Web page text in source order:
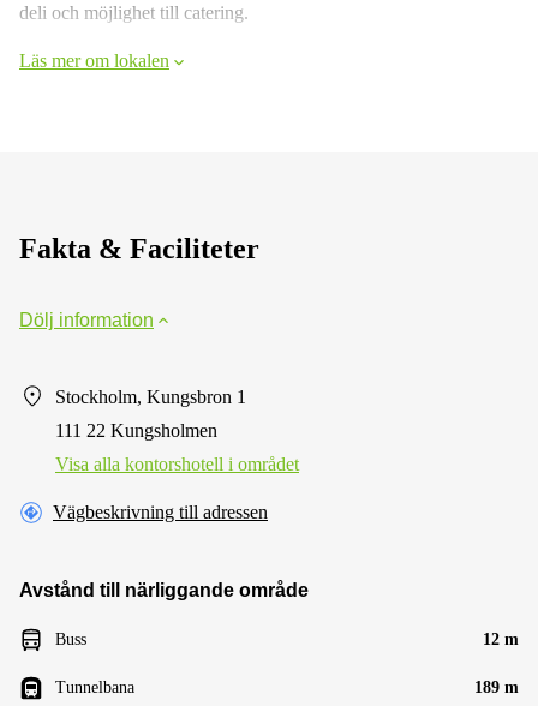
deli och möjlighet till catering.
Läs mer om lokalen
Fakta & Faciliteter
Dölj information
Stockholm, Kungsbron 1
111 22 Kungsholmen
Visa alla kontorshotell i området
Vägbeskrivning till adressen
Avstånd till närliggande område
Buss 12 m
Tunnelbana 189 m